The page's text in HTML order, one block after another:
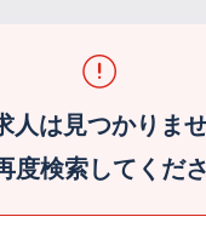
人は見つかりませ
度検索してくだ